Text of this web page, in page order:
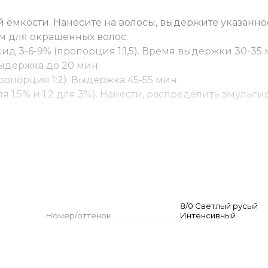
Нанесите на волосы, выдержите
для окрашенных волос.
3-6-9% (пропорция 1:1,5). Время выдержки 30-35
до 20 мин.
1:2). Выдержка 45-55 мин.
1,5% и 1:2 для 3%). Нанести, распределить
даже если по нашему привычному
номер красителя.
Номер/оттенок
8/0 Светлый русый
Интенсивный